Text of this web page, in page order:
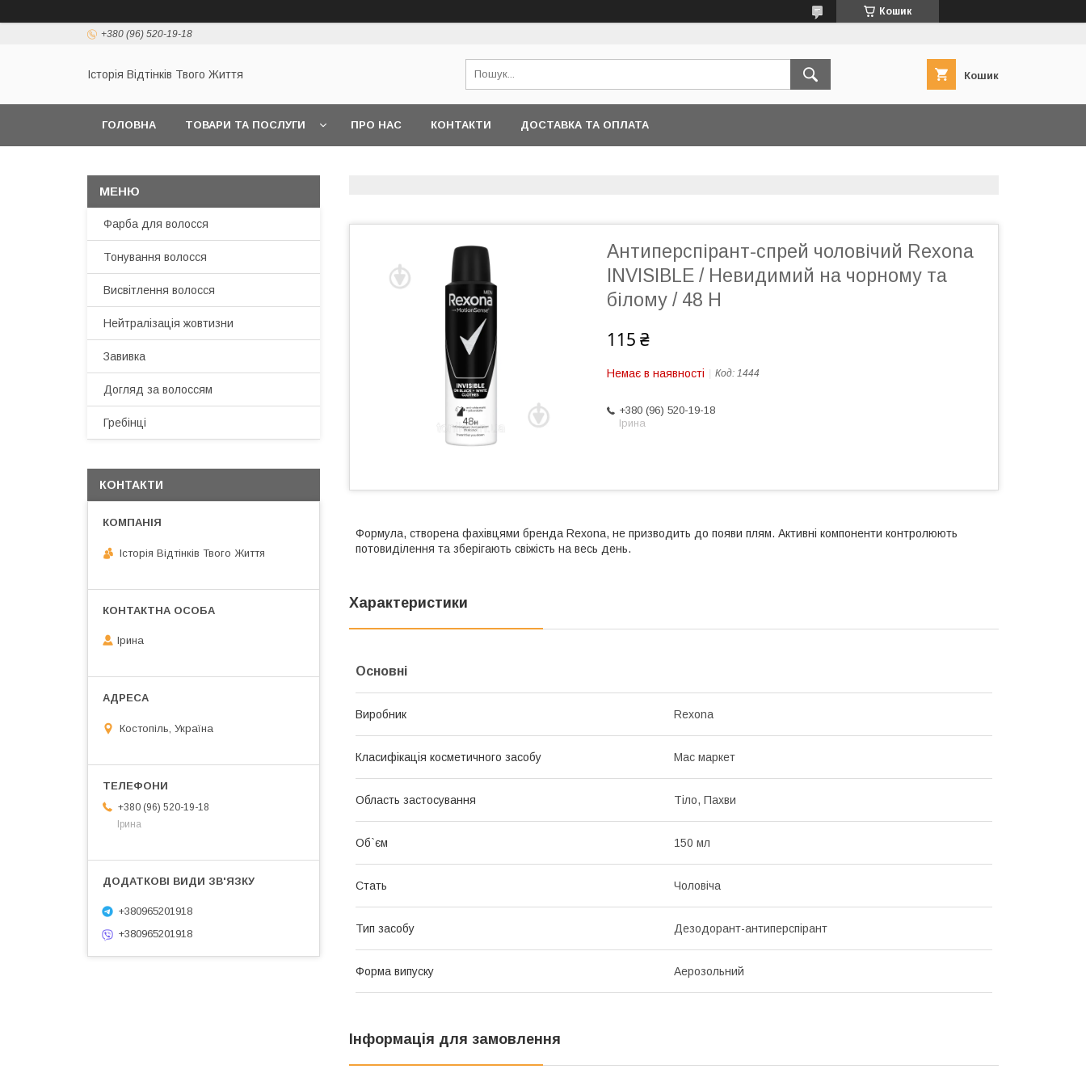
Кошик
+380 (96) 520-19-18
Історія Відтінків Твого Життя Кошик
ГОЛОВНА ТОВАРИ ТА ПОСЛУГИ ПРО НАС КОНТАКТИ ДОСТАВКА ТА ОПЛАТА
Антиперспірант-спрей чоловічий Rexona
INVISIBLE / Невидимий на чорному та
білому / 48 H
115 ₴
Немає в наявності Код: 1444
+380 (96) 520-19-18
Ірина
Формула, створена фахівцями бренда Rexona, не призводить до появи плям. Активні компоненти контролюють
потовиділення та зберігають свіжість на весь день.
Характеристики
Основні
Виробник Rexona
Класифікація косметичного засобу Мас маркет
Область застосування Тіло, Пахви
Об`єм 150 мл
Стать Чоловіча
Тип засобу Дезодорант-антиперспірант
Форма випуску Аерозольний
Інформація для замовлення
Фарба для волосся
Тонування волосся
Висвітлення волосся
Нейтралізація жовтизни
Завивка
Догляд за волоссям
Гребінці
КОНТАКТИ
Історія Відтінків Твого Життя
Ірина
Костопіль, Україна
+380 (96) 520-19-18
Ірина
+380965201918
+380965201918